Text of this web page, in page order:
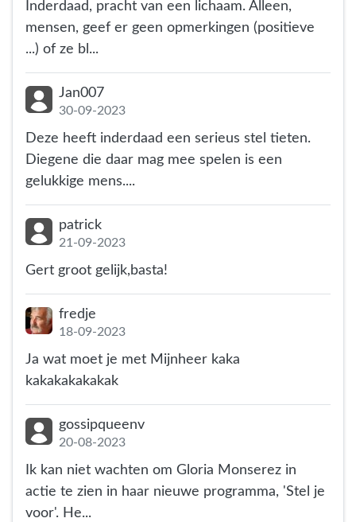
Inderdaad, pracht van een lichaam. Alleen,
mensen, geef er geen opmerkingen (positieve
...) of ze bl...
Jan007
30-09-2023
Deze heeft inderdaad een serieus stel tieten.
Diegene die daar mag mee spelen is een
gelukkige mens....
patrick
21-09-2023
Gert groot gelijk,basta!
fredje
18-09-2023
Ja wat moet je met Mijnheer kaka
kakakakakakak
gossipqueenv
20-08-2023
Ik kan niet wachten om Gloria Monserez in
actie te zien in haar nieuwe programma, 'Stel je
voor'. He...